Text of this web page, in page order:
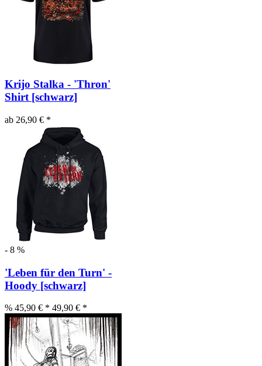
Krijo Stalka - 'Thron'
Shirt [schwarz]
ab 26,90 € *
- 8 %
'Leben für den Turn' -
Hoody [schwarz]
% 45,90 € * 49,90 € *